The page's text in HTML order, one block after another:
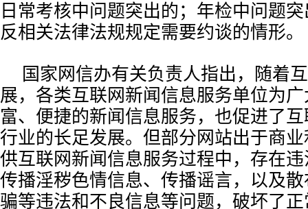
日常考核中问题突出的；年检中问题
反相关法律法规规定需要约谈的情形。
国家网信办有关负责人指出，随着
展，各类互联网新闻信息服务单位为
富、便捷的新闻信息服务，也促进了
行业的长足发展。但部分网站出于商
供互联网新闻信息服务过程中，存在
传播淫秽色情信息、传播谣言，以及
骗等违法和不良信息等问题，破坏了